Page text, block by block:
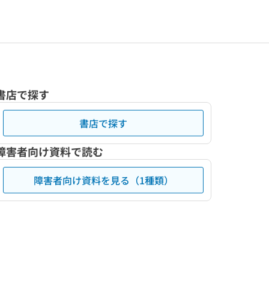
店で探す
書店で探す
害者向け資料で読む
障害者向け資料を見る（1種類）